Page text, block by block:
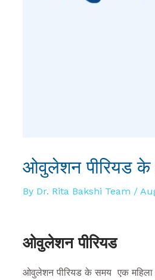
ओवुलेशन पीरियड
By Dr. Rita Bakshi Team /
ओवुलेशन पीरियड
ओवुलेशन पीरियड के समय एक महिला